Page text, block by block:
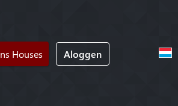
Houses Aloggen